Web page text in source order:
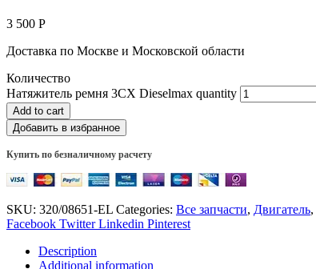
3 500 Р
Доставка по Москве и Московской области
Количество
Натяжитель ремня 3СХ Dieselmax quantity
Add to cart
Добавить в избранное
Купить по безналичному расчету
SKU: 320/08651-EL Categories: Все запчасти, Двигатель,
Facebook Twitter Linkedin Pinterest
Description
Additional information